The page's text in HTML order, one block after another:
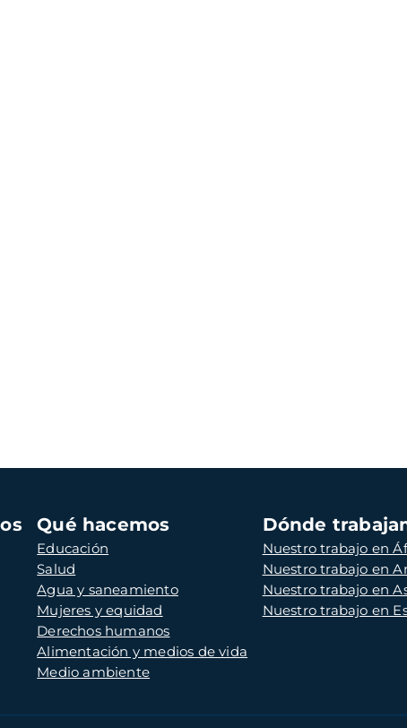
Qué hacemos
Educación
Salud
Agua y saneamiento
Mujeres y equidad
Derechos humanos
Alimentación y medios de vida
Medio ambiente
Dónde
Nuestro trabajo en
Nuestro trabajo en
Nuestro trabajo en
Nuestro trabajo en